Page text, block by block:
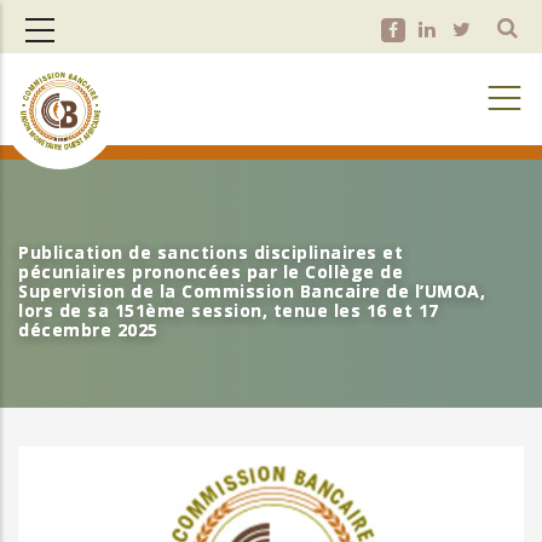
Aller
contenu
principal
Publication de sanctions disciplinaires et
pécuniaires prononcées par le Collège de
Supervision de la Commission Bancaire de l’UMOA,
lors de sa 151ème session, tenue les 16 et 17
décembre 2025
Publication de sanctions disciplinaires et
pécuniaires prononcées par le Collège de
Supervision de la Commission Bancaire de l’UMOA,
lors de sa 151ème session, tenue les 16 et 17
décembre 2025